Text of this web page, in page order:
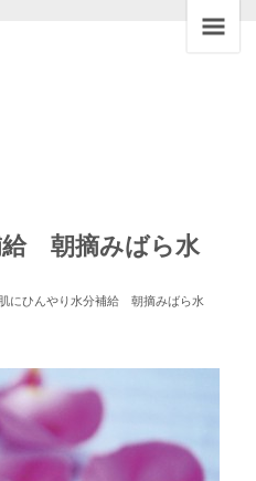
給 朝摘みばら水
肌にひんやり水分補給 朝摘みばら水